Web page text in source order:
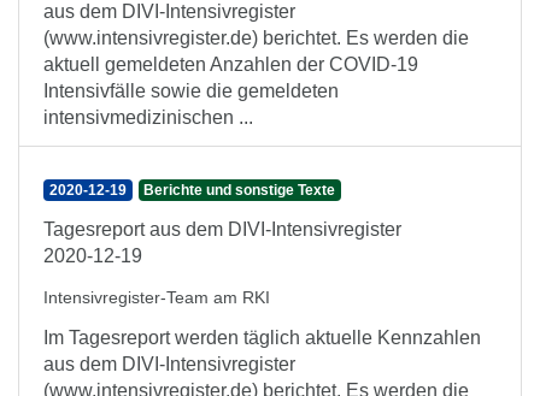
aus dem DIVI-Intensivregister
(www.intensivregister.de) berichtet. Es werden die
aktuell gemeldeten Anzahlen der COVID-19
Intensivfälle sowie die gemeldeten
intensivmedizinischen ...
2020-12-19 Berichte und sonstige Texte
Tagesreport aus dem DIVI-Intensivregister
2020-12-19
Intensivregister-Team am RKI
Im Tagesreport werden täglich aktuelle Kennzahlen
aus dem DIVI-Intensivregister
(www.intensivregister.de) berichtet. Es werden die